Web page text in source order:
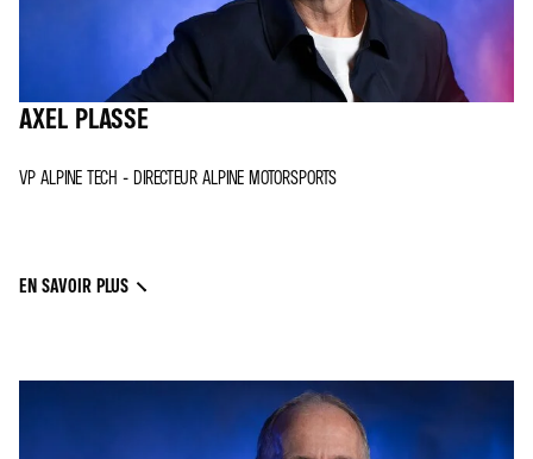
AXEL PLASSE
VP ALPINE TECH - DIRECTEUR ALPINE MOTORSPORTS
EN SAVOIR PLUS